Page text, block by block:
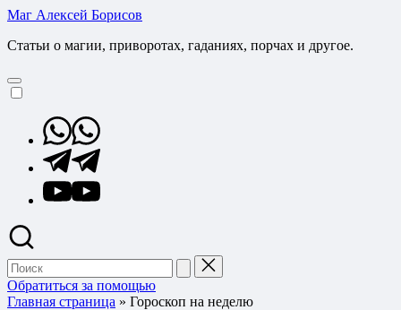
Перейти
содержимому
Маг Алексей Борисов
Статьи о магии, приворотах, гаданиях, порчах и другое.
Whatsapp
Telegram
YouTube
Поиск
для:
Обратиться за помощью
Главная страница » Гороскоп на неделю